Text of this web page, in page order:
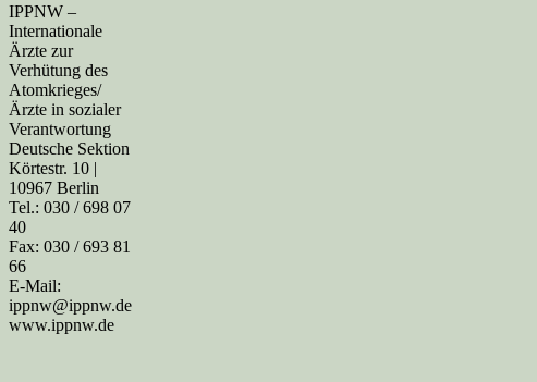
IPPNW –
Internationale
Ärzte zur
Verhütung des
Atomkrieges/
Ärzte in sozialer
Verantwortung
Deutsche Sektion
Körtestr. 10 |
10967 Berlin
Tel.: 030 / 698 07
40
Fax: 030 / 693 81
66
E-Mail:
ippnw@ippnw.de
www.ippnw.de